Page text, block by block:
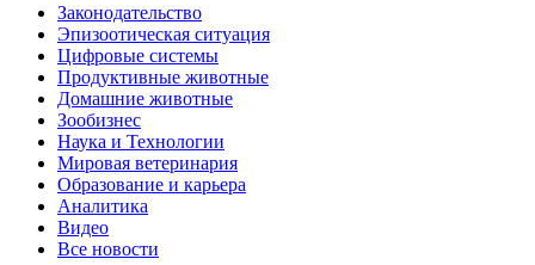
Законодательство
Эпизоотическая ситуация
Цифровые системы
Продуктивные животные
Домашние животные
Зообизнес
Наука и Технологии
Мировая ветеринария
Образование и карьера
Аналитика
Видео
Все новости